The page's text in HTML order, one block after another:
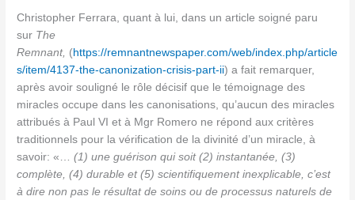
Christopher Ferrara, quant à lui, dans un article soigné paru
sur The
Remnant, (https://remnantnewspaper.com/web/index.php/article
s/item/4137-the-canonization-crisis-part-ii) a fait remarquer,
après avoir souligné le rôle décisif que le témoignage des
miracles occupe dans les canonisations, qu’aucun des miracles
attribués à Paul VI et à Mgr Romero ne répond aux critères
traditionnels pour la vérification de la divinité d’un miracle, à
savoir: «… (1) une guérison qui soit (2) instantanée, (3)
complète, (4) durable et (5) scientifiquement inexplicable, c’est
à dire non pas le résultat de soins ou de processus naturels de